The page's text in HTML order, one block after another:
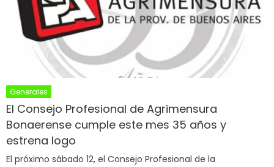
Generales
El Consejo Profesional de Agrimensura
Bonaerense cumple este mes 35 años y
estrena logo
El próximo sábado 12, el Consejo Profesional de la